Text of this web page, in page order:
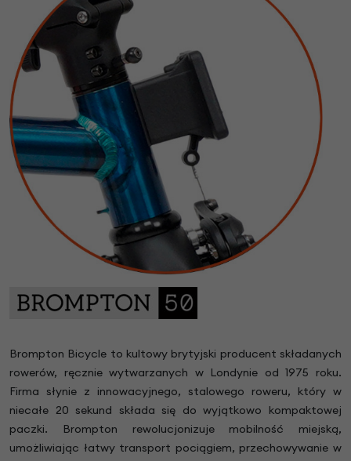
Brompton Bicycle to kultowy brytyjski producent składanych
rowerów, ręcznie wytwarzanych w Londynie od 1975 roku.
Firma słynie z innowacyjnego, stalowego roweru, który w
niecałe 20 sekund składa się do wyjątkowo kompaktowej
paczki. Brompton rewolucjonizuje mobilność miejską,
umożliwiając łatwy transport pociągiem, przechowywanie w